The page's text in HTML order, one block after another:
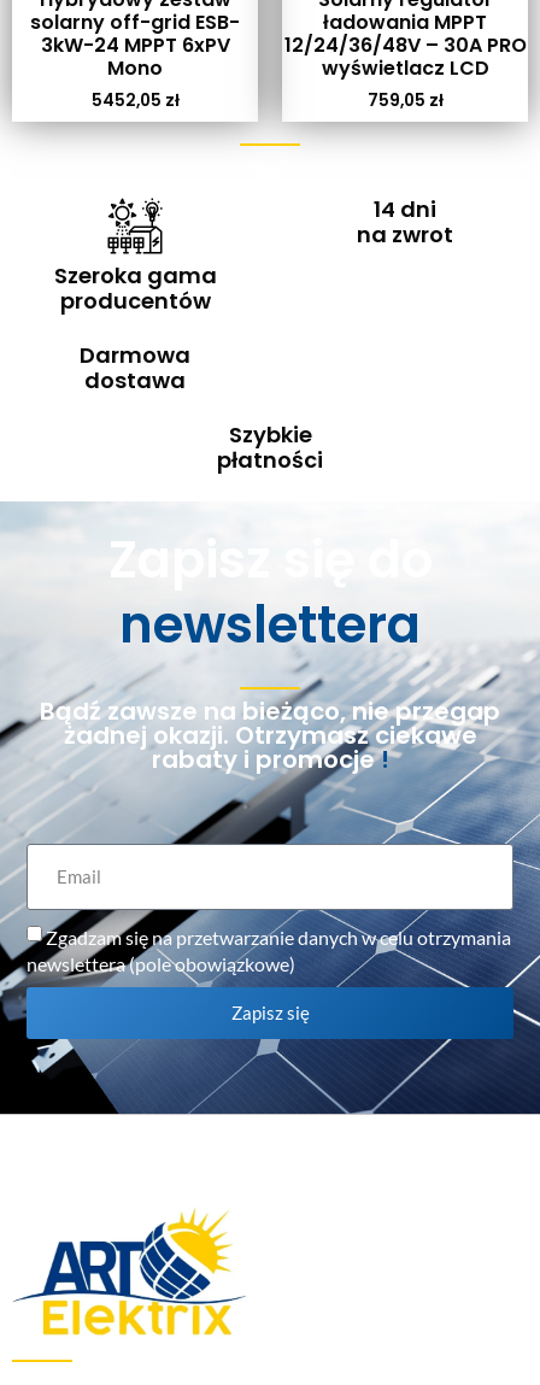
solarny off-grid ESB-
3kW-24 MPPT 6xPV
Mono
5452,05 zł
ładowania MPPT
12/24/36/48V – 30A PRO
wyświetlacz LCD
759,05 zł
Szeroka gama
producentów
14 dni
na zwrot
Darmowa
dostawa
Szybkie
płatności
Zapisz się do
newslettera
Bądź zawsze na bieżąco, nie przegap
żadnej okazji. Otrzymasz ciekawe
rabaty i promocje!
Zgadzam się na przetwarzanie danych w celu otrzymania
newslettera (pole obowiązkowe)
Zapisz się